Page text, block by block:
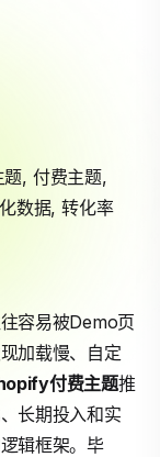
题,付费主题,
数据,转化率
容易被Demo页
加载慢、自定
付费主题推
长期投入和实
辑框架。毕